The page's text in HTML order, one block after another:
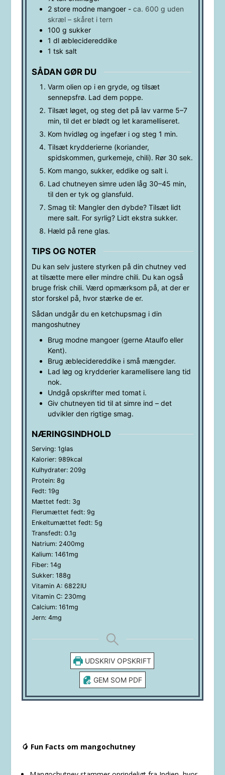
2 store modne mangoer- ca. 600 g uden
skræl – skåret i tern
100 g sukker
1 dl æblecidereddike
1 tsk salt
SÅDAN GØR DU
Varm olien op i en gryde, og tilsæt
sennepsfrø. Lad dem poppe.
Tilsæt løget, og steg det på lav varme 5–7
min, til det er blødt og let karamelliseret.
Kom hvidløg og ingefær i og steg 1 min.
Tilsæt krydderierne (koriander,
spidskommen, gurkemeje, chili). Rør 30 sek.
Kom mango, sukker, eddike og salt i.
Lad chutneyen simre uden låg 30–45 min,
til den er tyk og glansfuld.
Smag til: Mangler den dybde? Tilsæt lidt
mere salt. For syrlig? Lidt ekstra sukker.
Hæld på rene glas.
TIPS OG NOTER
Du kan selv justere styrken på din chutney ved
at tilsætte mere eller mindre chili. Du kan også
bruge frisk chili. Værd opmærksom på, at der er
stor forskel på, hvor stærke de er.
Sådan undgår du en ketchupsmag i din
mangoshutney
Brug modne mangoer (gerne Ataulfo eller
Kent).
Brug æblecidereddike i små mængder.
Lad løg og krydderier karamellisere lang tid
nok.
Undgå opskrifter med tomat i.
Giv chutneyen tid til at simre ind – det
udvikler den rigtige smag.
NÆRINGSINDHOLD
Serving: 1glas
Kalorier: 989kcal
Kulhydrater: 209g
Protein: 8g
Fedt: 19g
Mættet fedt: 3g
Flerumættet fedt: 9g
Enkeltumættet fedt: 5g
Transfedt: 0.1g
Natrium: 2400mg
Kalium: 1461mg
Fiber: 14g
Sukker: 188g
Vitamin A: 6822IU
Vitamin C: 230mg
Calcium: 161mg
Jern: 4mg
UDSKRIV OPSKRIFT
GEM SOM PDF
🥭 Fun Facts om mangochutney